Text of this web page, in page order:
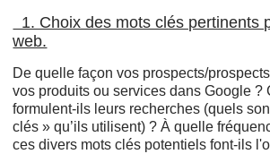
1. Choix des mots clés pertinents
web.
De quelle façon vos prospects/
vos produits ou services dans Google ?
formulent-ils leurs recherches (quels
clés » qu’ils utilisent) ? À quelle
ces divers mots clés potentiels font-ils